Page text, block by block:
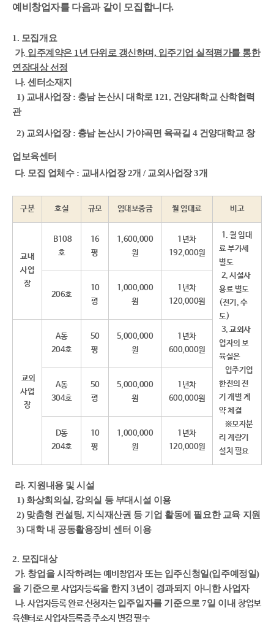
예비창업자를 다음과 같이 모집합니다.
1. 모집개요
가. 입주계약은 1년 단위로 갱신하며, 입주기업 실적평가를 통한
연장대상 선정
나. 센터소재지
1) 교내사업장 : 충남 논산시 대학로 121, 건양대학교 산학협력
관
2) 교외사업장 : 충남 논산시 가야곡면 육곡길 4 건양대학교 창
업보육센터
다. 모집 업체수 : 교내사업장 2개 / 교외사업장 3개
구분 호실 규모 임대보증금 월 임대료 비고
교내
사업
장
B108
호
16
평
1,600,000
원
1년차
192,000원
1. 월 임대
료 부가세
별도
2. 시설사
용료 별도
(전기, 수
도)
3. 교외사
업자의 보
육실은
입주기업
한전의 전
기 개별 계
약 체결
※모자분
리 계량기
설치 필요
206호
10
평
1,000,000
원
1년차
120,000원
교외
사업
장
A동
204호
50
평
5,000,000
원
1년차
600,000원
A동
304호
50
평​
5,000,000
원​
1년차
600,000원​
D동
204호
10
평​
1,000,000
원​
1년차
120,000원​
라. 지원내용 및 시설
1) 화상회의실, 강의실 등 부대시설 이용
2) 맞춤형 컨설팅, 지식재산권 등 기업 활동에 필요한 교육 지원
3) 대학 내 공동활용장비 센터 이용
2. 모집대상
가. 창업을 시작하려는예비창업자또는 입주신청일(입주예정일)
을 기준으로사업자등록을 한지 3년이 경과되지 아니한 사업자
나.사업자등록 완료 신청자는입주일자를 기준으로 7일 이내창업보
육센터로사업자등록증 주소지 변경 필수